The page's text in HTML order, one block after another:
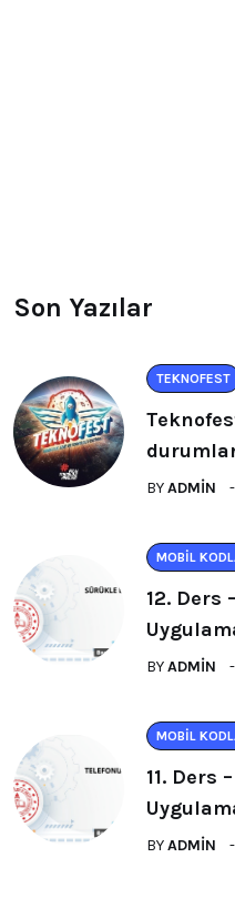
Son Yazılar
TEKNOFEST
BYADMIN
MOBIL
12. Ders
BYADMIN
MOBIL
11. Ders
BYADMIN